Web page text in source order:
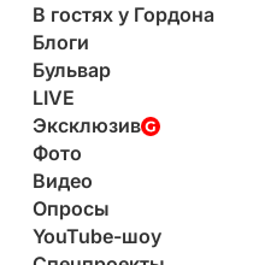
В гостях у Гордона
Блоги
Бульвар
LIVE
Эксклюзив
Фото
Видео
Опросы
YouTube-шоу